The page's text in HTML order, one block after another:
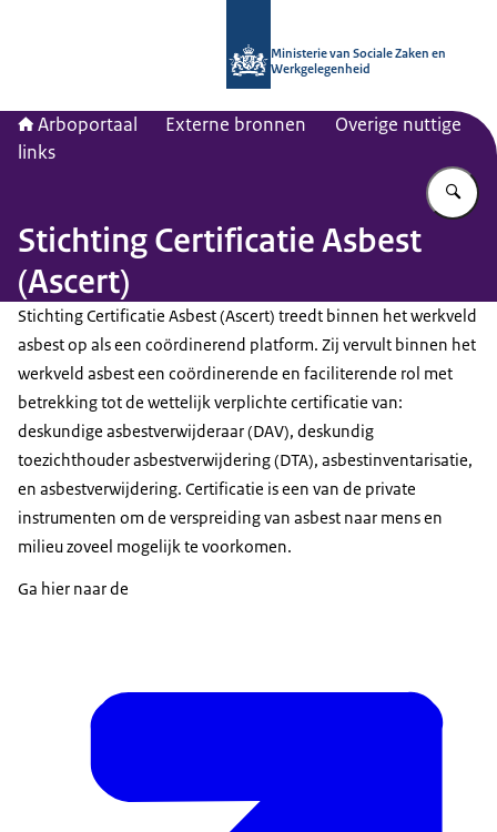
Ministerie van Sociale Zaken en
Werkgelegenheid
Arboportaal Externe bronnen
Overige nuttige
links
Stichting Certificatie Asbest
(Ascert)
Stichting Certificatie Asbest (Ascert) treedt binnen het werkveld
asbest op als een coördinerend platform. Zij vervult binnen het
werkveld asbest een coördinerende en faciliterende rol met
betrekking tot de wettelijk verplichte certificatie van:
deskundige asbestverwijderaar (DAV), deskundig
toezichthouder asbestverwijdering (DTA), asbestinventarisatie,
en asbestverwijdering. Certificatie is een van de private
instrumenten om de verspreiding van asbest naar mens en
milieu zoveel mogelijk te voorkomen.
Ga hier naar de